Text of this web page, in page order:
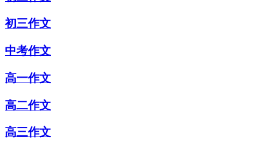
初三作文
中考作文
高一作文
高二作文
高三作文